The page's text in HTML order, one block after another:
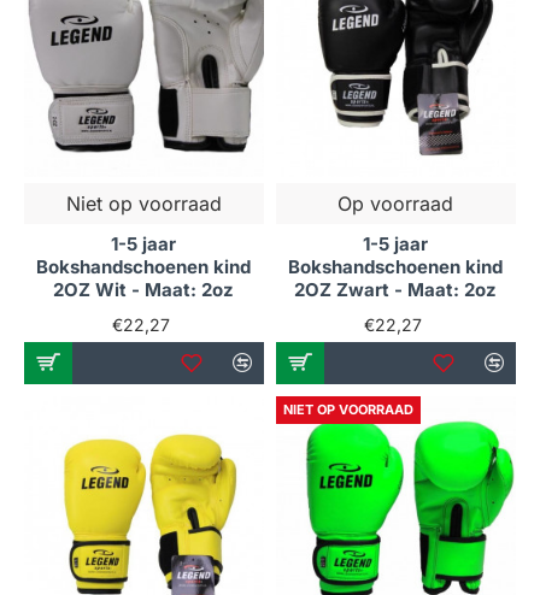
Niet op voorraad
1-5 jaar
Bokshandschoenen kind
2OZ Wit - Maat: 2oz
€22,27
Op voorraad
1-5 jaar
Bokshandschoenen kind
2OZ Zwart - Maat: 2oz
€22,27
NIET OP VOORRAAD